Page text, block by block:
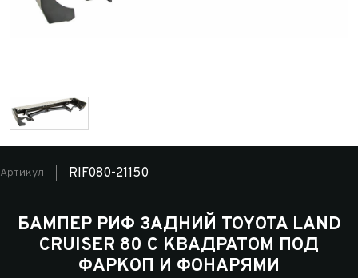
Артикул RIF080-21150
БАМПЕР РИФ ЗАДНИЙ TOYOTA LAND
CRUISER 80 С КВАДРАТОМ ПОД
ФАРКОП И ФОНАРЯМИ